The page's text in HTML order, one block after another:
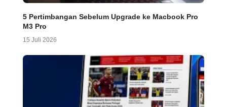
5 Pertimbangan Sebelum Upgrade ke Macbook Pro
M3 Pro
15 Juli 2026